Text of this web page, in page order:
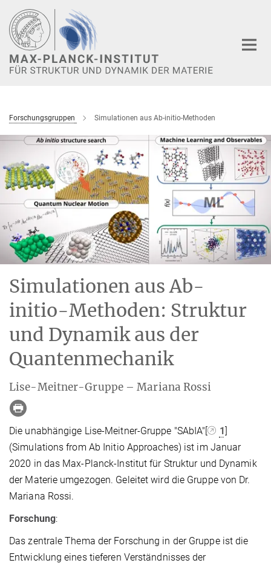
Hauptinhalt
Forschungsgruppen Simulationen aus Ab-initio-Methoden
Simulationen aus Ab-
initio-Methoden: Struktur
und Dynamik aus der
Quantenmechanik
Lise-Meitner-Gruppe – Mariana Rossi
Die unabhängige Lise-Meitner-Gruppe "SAbIA"[ 1
(Simulations from Ab Initio Approaches) ist im Januar
2020 in das Max-Planck-Institut für Struktur und Dynamik
der Materie umgezogen. Geleitet wird die Gruppe von Dr.
Mariana Rossi.
Forschung:
Das zentrale Thema der Forschung in der Gruppe ist die
Entwicklung eines tieferen Verständnisses der